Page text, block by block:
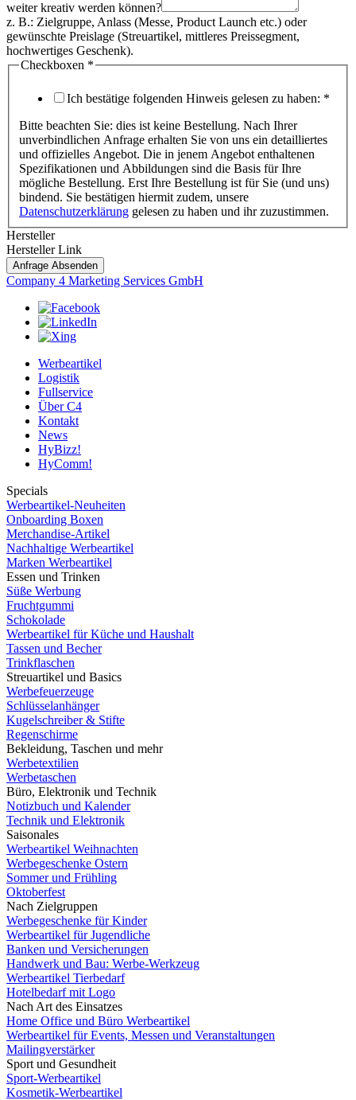
weiter kreativ werden können?
z. B.: Zielgruppe, Anlass (Messe, Product Launch etc.) oder
gewünschte Preislage (Streuartikel, mittleres Preissegment,
hochwertiges Geschenk).
Checkboxen *
Ich bestätige folgenden Hinweis gelesen zu haben: *
Bitte beachten Sie: dies ist keine Bestellung. Nach Ihrer
unverbindlichen Anfrage erhalten Sie von uns ein detailliertes
und offizielles Angebot. Die in jenem Angebot enthaltenen
Spezifikationen und Abbildungen sind die Basis für Ihre
mögliche Bestellung. Erst Ihre Bestellung ist für Sie (und uns)
bindend. Sie bestätigen hiermit zudem, unsere
Datenschutzerklärung gelesen zu haben und ihr zuzustimmen.
Hersteller
Hersteller Link
Anfrage Absenden
Company 4 Marketing Services GmbH
Werbeartikel
Logistik
Fullservice
Über C4
Kontakt
News
HyBizz!
HyComm!
Specials
Werbeartikel-Neuheiten
Onboarding Boxen
Merchandise-Artikel
Nachhaltige Werbeartikel
Marken Werbeartikel
Essen und Trinken
Süße Werbung
Fruchtgummi
Schokolade
Werbeartikel für Küche und Haushalt
Tassen und Becher
Trinkflaschen
Streuartikel und Basics
Werbefeuerzeuge
Schlüsselanhänger
Kugelschreiber & Stifte
Regenschirme
Bekleidung, Taschen und mehr
Werbetextilien
Werbetaschen
Büro, Elektronik und Technik
Notizbuch und Kalender
Technik und Elektronik
Saisonales
Werbeartikel Weihnachten
Werbegeschenke Ostern
Sommer und Frühling
Oktoberfest
Nach Zielgruppen
Werbegeschenke für Kinder
Werbeartikel für Jugendliche
Banken und Versicherungen
Handwerk und Bau: Werbe-Werkzeug
Werbeartikel Tierbedarf
Hotelbedarf mit Logo
Nach Art des Einsatzes
Home Office und Büro Werbeartikel
Werbeartikel für Events, Messen und Veranstaltungen
Mailingverstärker
Sport und Gesundheit
Sport-Werbeartikel
Kosmetik-Werbeartikel